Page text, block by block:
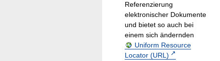
Referenzierung
elektronischer Dokumente
und bietet so auch bei
einem sich ändernden
Uniform Resource
Locator (URL)